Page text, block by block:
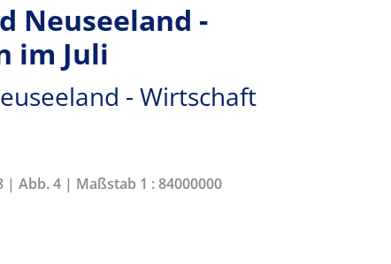
Neuseeland -
im Juli
- Wirtschaft
| Abb. 4 | Maßstab 1 : 84000000